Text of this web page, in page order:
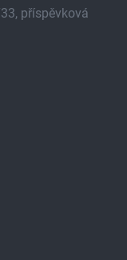
příspěvková